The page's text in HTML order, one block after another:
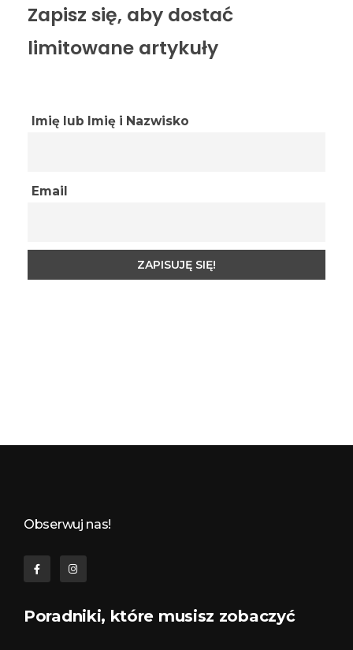
Zapisz się, aby dostać
limitowane artykuły
Imię lub Imię i Nazwisko
Email
Obserwuj nas!
Poradniki, które musisz zobaczyć